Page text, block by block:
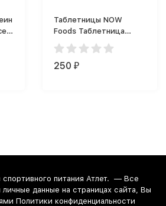
Таблетницы NOW
Foods Таблетница
маленькая 6 отделений
250 ₽
питания Атлет. — Все
данные на страницах сайта, Вы
Политики конфиденциальности